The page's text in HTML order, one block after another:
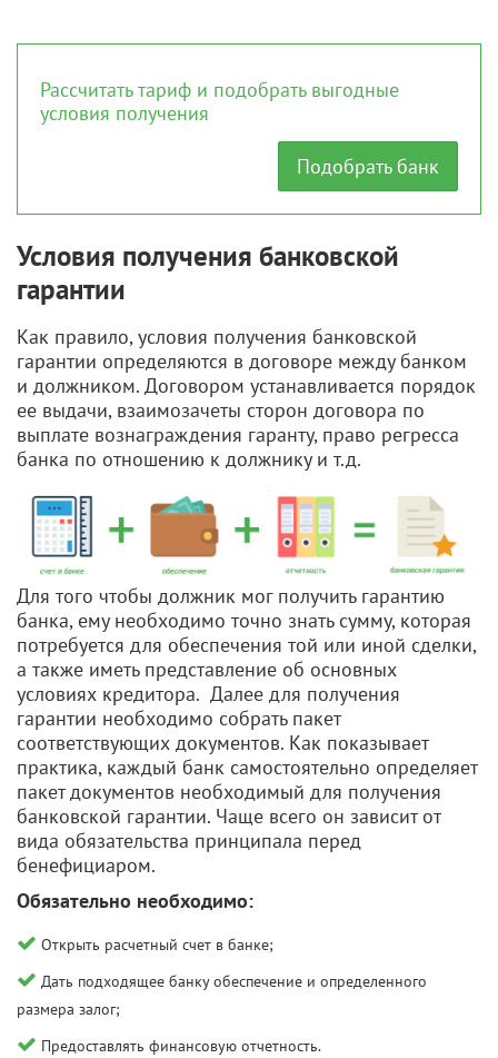
Рассчитать тариф и подобрать выгодные
условия получения
Подобрать банк
Условия получения банковской
гарантии
Как правило, условия получения банковской
гарантии определяются в договоре между банком
и должником. Договором устанавливается порядок
ее выдачи, взаимозачеты сторон договора по
выплате вознаграждения гаранту, право регресса
банка по отношению к должнику и т.д.
Для того чтобы должник мог получить гарантию
банка, ему необходимо точно знать сумму, которая
потребуется для обеспечения той или иной сделки,
а также иметь представление об основных
условиях кредитора. Далее для получения
гарантии необходимо собрать пакет
соответствующих документов. Как показывает
практика, каждый банк самостоятельно определяет
пакет документов необходимый для получения
банковской гарантии. Чаще всего он зависит от
вида обязательства принципала перед
бенефициаром.
Обязательно необходимо:
Открыть расчетный счет в банке;
Дать подходящее банку обеспечение и определенного
размера залог;
Предоставлять финансовую отчетность.